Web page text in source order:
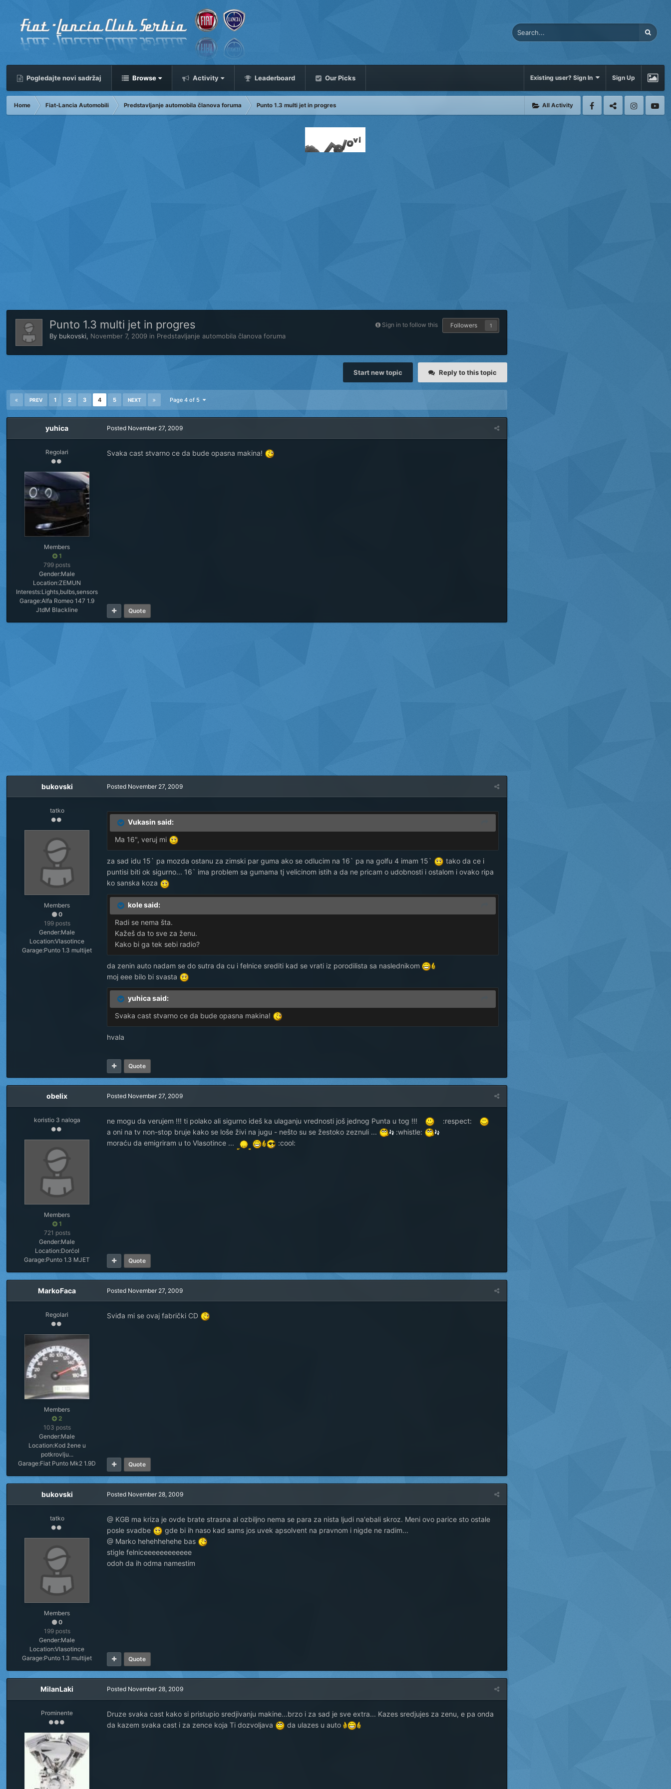
Pogledajte novi sadržaj Browse Activity Leaderboard Our Picks Existing user? Sign In Sign Up
All Activity
Home Fiat-Lancia Automobili Predstavljanje automobila članova foruma Punto 1.3 multi jet in progres
Sign in to follow this Followers 1
Punto 1.3 multi jet in progres
By bukovski, November 7, 2009 in Predstavljanje automobila članova foruma
Reply to this topic
Start new topic
PREV 1 2 3 4 5 NEXT Page 4 of 5
yuhica
Regolari
Members
1
799 posts
Gender:Male
Location:ZEMUN
Interests:Lights,bulbs,sensors
Garage:Alfa Romeo 147 1.9
JtdM Blackline
Posted November 27, 2009
Svaka cast stvarno ce da bude opasna makina!
Quote
bukovski
tatko
Members
0
199 posts
Gender:Male
Location:Vlasotince
Garage:Punto 1.3 multijet
Posted November 27, 2009
Vukasin said:
Ma 16", veruj mi
za sad idu 15` pa mozda ostanu za zimski par guma ako se odlucim na 16` pa na golfu 4 imam 15`
tako da ce i
puntisi biti ok sigurno... 16` ima problem sa gumama tj velicinom istih a da ne pricam o udobnosti i ostalom i ovako ripa
ko sanska koza
kole said:
Radi se nema šta.
Kažeš da to sve za ženu.
Kako bi ga tek sebi radio?
da zenin auto nadam se do sutra da cu i felnice srediti kad se vrati iz porodilista sa naslednikom
moj eee bilo bi svasta
yuhica said:
Svaka cast stvarno ce da bude opasna makina!
hvala
Quote
obelix
koristio 3 naloga
Members
1
721 posts
Gender:Male
Location:Dorćol
Garage:Punto 1.3 MJET
Posted November 27, 2009
ne mogu da verujem !!! ti polako ali sigurno ideš ka ulaganju vrednosti još jednog Punta u tog !!!
:respect:
a oni na tv non-stop bruje kako se loše živi na jugu - nešto su se žestoko zeznuli ...
:whistle:
moraću da emigriram u to Vlasotince ...
:cool:
Quote
MarkoFaca
Regolari
Members
2
103 posts
Gender:Male
Location:Kod žene u
potkrovlju...
Garage:Fiat Punto Mk2 1.9D
Posted November 27, 2009
Sviđa mi se ovaj fabrički CD
Quote
bukovski
tatko
Members
0
199 posts
Gender:Male
Location:Vlasotince
Garage:Punto 1.3 multijet
Posted November 28, 2009
@ KGB ma kriza je ovde brate strasna al ozbiljno nema se para za nista ljudi na'ebali skroz. Meni ovo parice sto ostale
posle svadbe
gde bi ih naso kad sams jos uvek apsolvent na pravnom i nigde ne radim...
@ Marko hehehhehehe bas
stigle felniceeeeeeeeeeee
odoh da ih odma namestim
Quote
MilanLaki
Prominente
Posted November 28, 2009
Druze svaka cast kako si pristupio sredjivanju makine...brzo i za sad je sve extra... Kazes sredjujes za zenu, e pa onda
da kazem svaka cast i za zence koja Ti dozvoljava
da ulazes u auto